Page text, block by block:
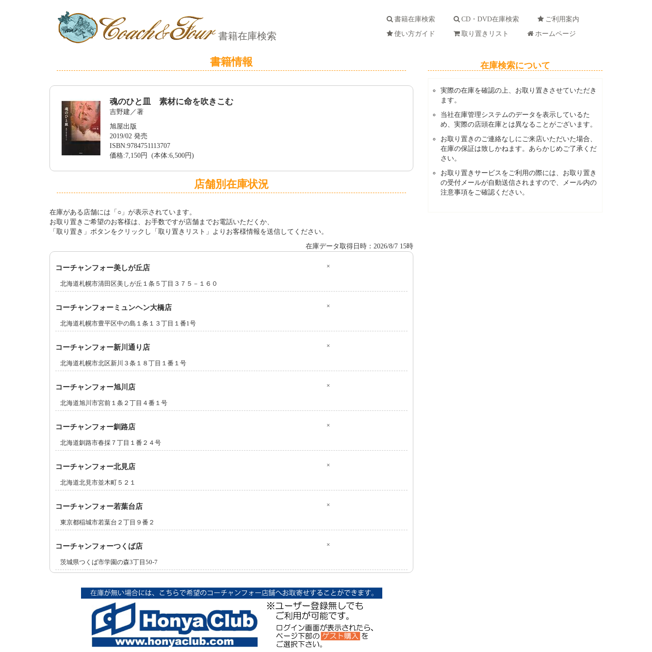
書籍在庫検索
書籍在庫検索 CD・DVD在庫検索
ご利用案内
使い方ガイド
取り置きリスト ホームページ
書籍情報
魂のひと皿 素材に命を吹きこむ
吉野建／著
旭屋出版
2019/02 発売
ISBN:9784751113707
価格:7,150円 (本体:6,500円)
店舗別在庫状況
在庫がある店舗には「○」が表示されています。
お取り置きご希望のお客様は、お手数ですが店舗までお電話いただくか、
「取り置き」ボタンをクリックし「取り置きリスト」よりお客様情報を送信してください。
在庫データ取得日時：2026/8/7 15時
コーチャンフォー美しが丘店 ×
北海道札幌市清田区美しが丘１条５丁目３７５－１６０
コーチャンフォーミュンヘン大橋店 ×
北海道札幌市豊平区中の島１条１３丁目１番1号
コーチャンフォー新川通り店 ×
北海道札幌市北区新川３条１８丁目１番１号
コーチャンフォー旭川店 ×
北海道旭川市宮前１条２丁目４番１号
コーチャンフォー釧路店 ×
北海道釧路市春採７丁目１番２４号
コーチャンフォー北見店 ×
北海道北見市並木町５２１
コーチャンフォー若葉台店 ×
東京都稲城市若葉台２丁目９番２
コーチャンフォーつくば店 ×
茨城県つくば市学園の森3丁目50-7
在庫検索について
実際の在庫を確認の上、お取り置きさせていただき
ます。
当社在庫管理システムのデータを表示しているた
め、実際の店頭在庫とは異なることがございます。
お取り置きのご連絡なしにご来店いただいた場合、
在庫の保証は致しかねます。あらかじめご了承くだ
さい。
お取り置きサービスをご利用の際には、お取り置き
の受付メールが自動送信されますので、メール内の
注意事項をご確認ください。